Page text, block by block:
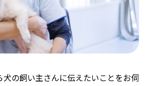
の飼い主さんに伝えたいことをお伺